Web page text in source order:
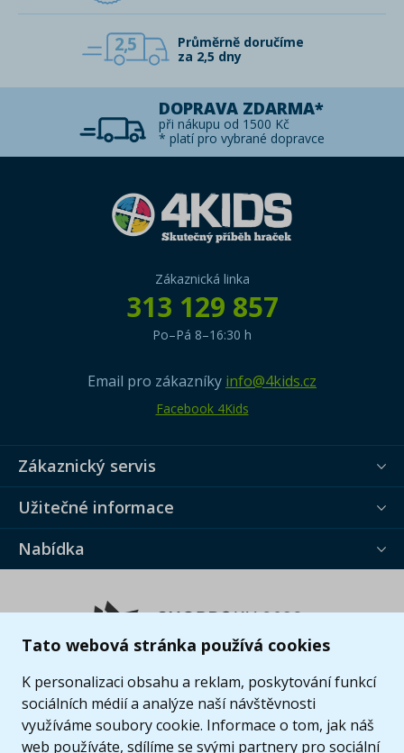
Tato webová stránka používá cookies
K personalizaci obsahu a reklam, poskytování funkcí
sociálních médií a analýze naší návštěvnosti
využíváme soubory cookie. Informace o tom, jak náš
web používáte, sdílíme se svými partnery pro sociální
2,5
Průměrně doručíme
za 2,5 dny
DOPRAVA ZDARMA*
při nákupu od 1500 Kč
* platí pro vybrané dopravce
Zákaznická linka
313 129 857
Po–Pá 8–16:30 h
Email pro zákazníky info@4kids.cz
Facebook 4Kids
Zákaznický servis
Užitečné informace
Nabídka